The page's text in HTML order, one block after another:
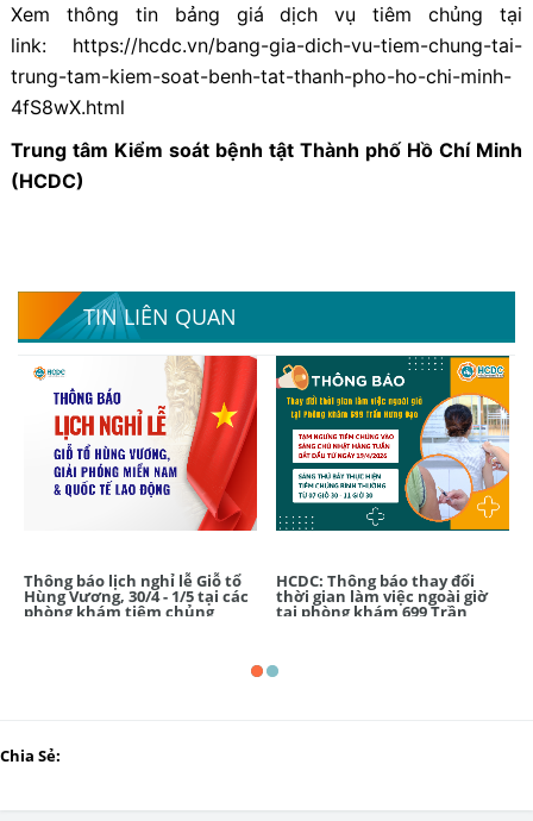
Xem thông tin bảng giá dịch vụ tiêm chủng tại
link: https://hcdc.vn/bang-gia-dich-vu-tiem-chung-tai-
trung-tam-kiem-soat-benh-tat-thanh-pho-ho-chi-minh-
4fS8wX.html
Trung tâm Kiểm soát bệnh tật Thành phố Hồ Chí Minh
(HCDC)
TIN LIÊN QUAN
Thông báo lịch nghỉ lễ Giỗ tổ
Hùng Vương, 30/4 - 1/5 tại các
phòng khám tiêm chủng
HCDC: Thông báo thay đổi
thời gian làm việc ngoài giờ
tại phòng khám 699 Trần
Chia Sẻ: